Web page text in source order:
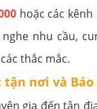
hoặc các kênh
nhu cầu,
thắc mắc.
tận nơi và
gia đến tận